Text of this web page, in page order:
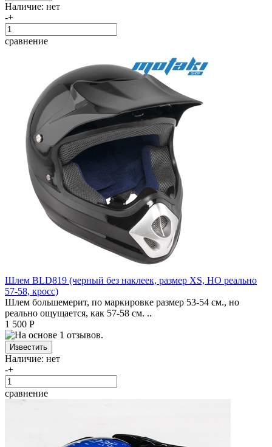
Наличие: нет
-+
сравнение
Шлем BLD819 (черный без наклеек, размер XS, НО реально
57-58, кросс)
Шлем большемерит, по маркировке размер 53-54 см., но
реально ощущается, как 57-58 см. ..
1 500 Р
Наличие: нет
-+
сравнение